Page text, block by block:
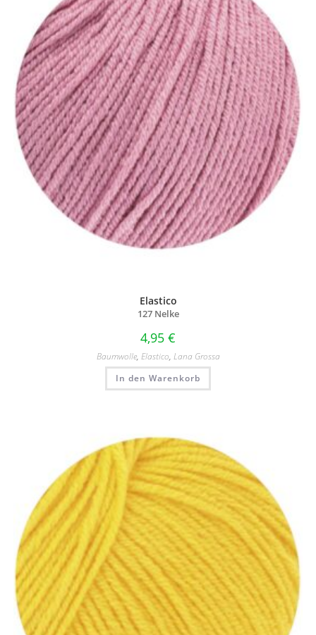
Elastico
127 Nelke
4,95 €
Baumwolle, Elastico, Lana Grossa
In den Warenkorb